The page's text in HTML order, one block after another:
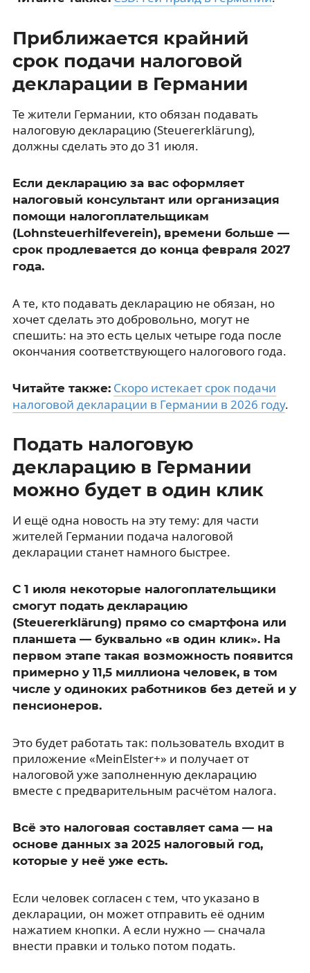
Приближается крайний
срок подачи налоговой
декларации в Германии
Те жители Германии, кто обязан подавать
налоговую декларацию (Steuererklärung),
должны сделать это до 31 июля.
Если декларацию за вас оформляет
налоговый консультант или организация
помощи налогоплательщикам
(Lohnsteuerhilfeverein), времени больше —
срок продлевается до конца февраля 2027
года.
А те, кто подавать декларацию не обязан, но
хочет сделать это добровольно, могут не
спешить: на это есть целых четыре года после
окончания соответствующего налогового года.
Читайте также: Cкоро истекает срок подачи
налоговой декларации в Германии в 2026 году.
Подать налоговую
декларацию в Германии
можно будет в один клик
И ещё одна новость на эту тему: для части
жителей Германии подача налоговой
декларации станет намного быстрее.
С 1 июля некоторые налогоплательщики
смогут подать декларацию
(Steuererklärung) прямо со смартфона или
планшета — буквально «в один клик». На
первом этапе такая возможность появится
примерно у 11,5 миллиона человек, в том
числе у одиноких работников без детей и у
пенсионеров.
Это будет работать так: пользователь входит в
приложение «MeinElster+» и получает от
налоговой уже заполненную декларацию
вместе с предварительным расчётом налога.
Всё это налоговая составляет сама — на
основе данных за 2025 налоговый год,
которые у неё уже есть.
Если человек согласен с тем, что указано в
декларации, он может отправить её одним
нажатием кнопки. А если нужно — сначала
внести правки и только потом подать.